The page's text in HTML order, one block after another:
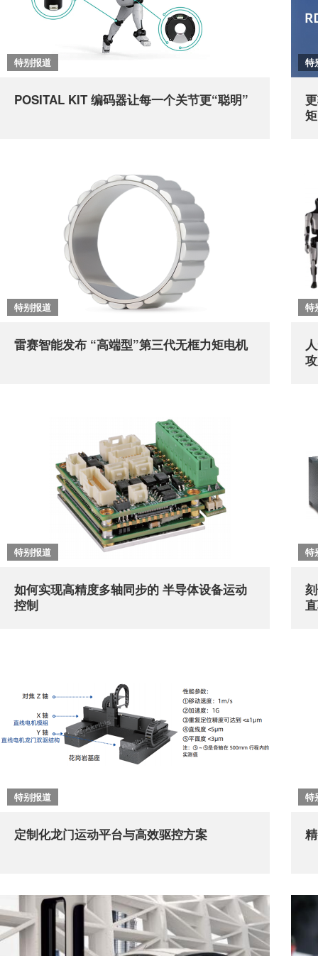
特别报道
POSITAL KIT 编码器让每一个关节更“聪明”
特
特别报道
雷赛智能发布 “高端型”第三代无框力矩电机
特
特别报道
如何实现高精度多轴同步的 半导体设备运动
控制
特
特别报道
定制化龙门运动平台与高效驱控方案
特